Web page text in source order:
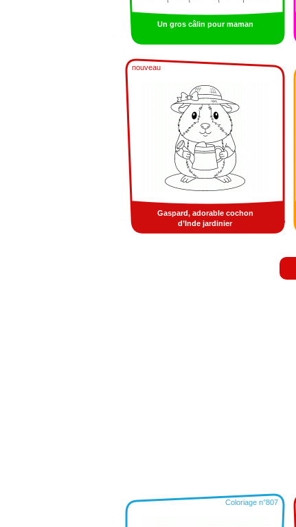
Un gros câlin pour maman
nouveau
Gaspard, adorable cochon
d’Inde jardinier
Coloriage n°807